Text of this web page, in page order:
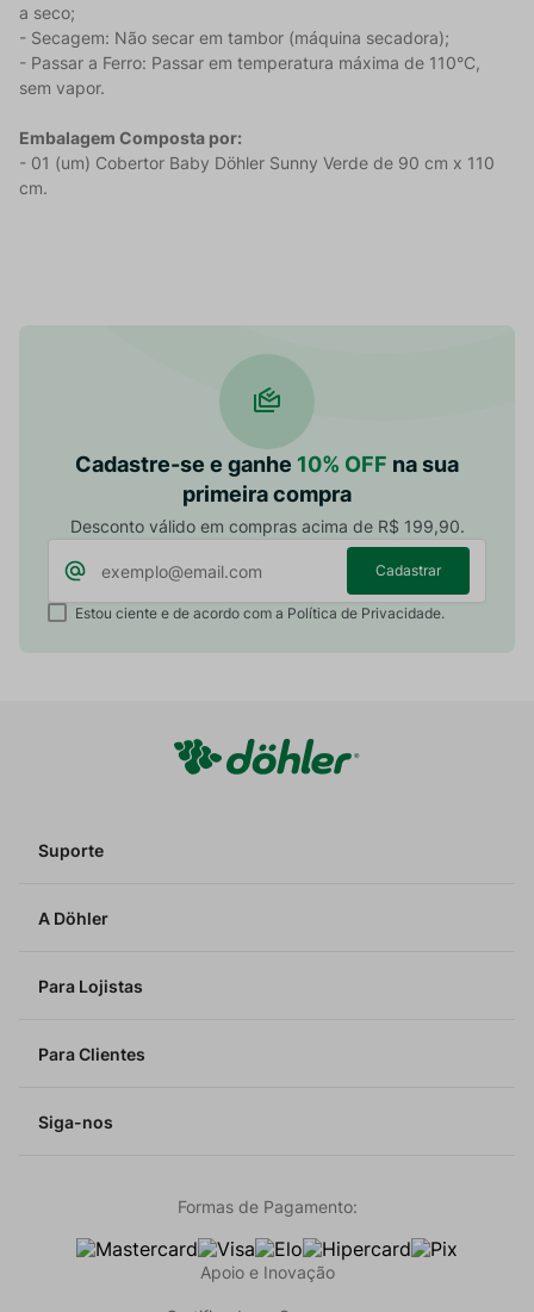
a seco;
- Secagem: Não secar em tambor (máquina secadora);
- Passar a Ferro: Passar em temperatura máxima de 110°C,
sem vapor.
Embalagem Composta por:
- 01 (um) Cobertor Baby Döhler Sunny Verde de 90 cm x 110
cm.
Cadastre-se e ganhe 10% OFF na sua
primeira compra
Desconto válido em compras acima de R$ 199,90.
Cadastrar
Estou ciente e de acordo com a Política de Privacidade.
Suporte
A Döhler
Para Lojistas
Para Clientes
Siga-nos
Formas de Pagamento:
Apoio e Inovação